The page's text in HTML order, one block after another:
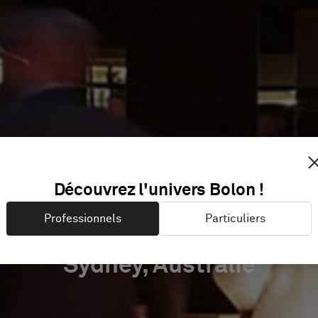
Sydney, Australie
Découvrez l'univers Bolon !
Professionnels Particuliers